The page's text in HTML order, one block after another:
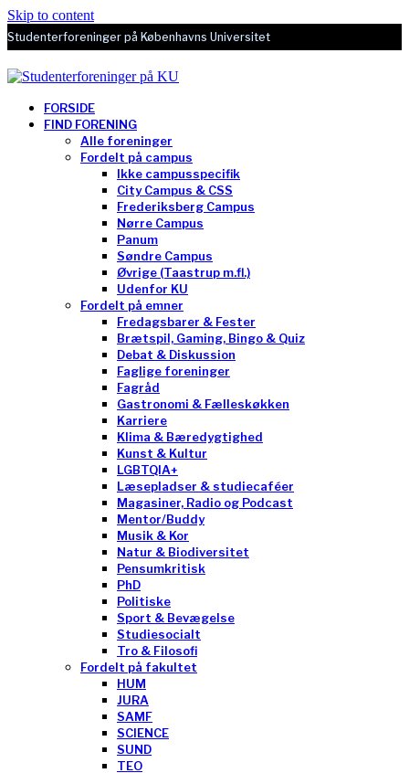
Skip to content
Studenterforeninger på Københavns Universitet
FORSIDE
FIND FORENING
Alle foreninger
Fordelt på campus
Ikke campusspecifik
City Campus & CSS
Frederiksberg Campus
Nørre Campus
Panum
Søndre Campus
Øvrige (Taastrup m.fl.)
Udenfor KU
Fordelt på emner
Fredagsbarer & Fester
Brætspil, Gaming, Bingo & Quiz
Debat & Diskussion
Faglige foreninger
Fagråd
Gastronomi & Fælleskøkken
Karriere
Klima & Bæredygtighed
Kunst & Kultur
LGBTQIA+
Læsepladser & studiecaféer
Magasiner, Radio og Podcast
Mentor/Buddy
Musik & Kor
Natur & Biodiversitet
Pensumkritisk
PhD
Politiske
Sport & Bevægelse
Studiesocialt
Tro & Filosofi
Fordelt på fakultet
HUM
JURA
SAMF
SCIENCE
SUND
TEO